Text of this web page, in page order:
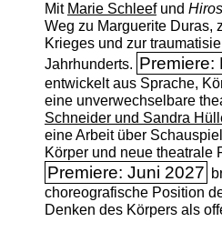
Mit Marie Schleefund
Weg zu Marguerite Duras,
Krieges und zur
Jahrhunderts. Premiere:
entwickelt aus Sprache,
eine unverwechselbare
Schneider und Sandra
eine Arbeit über
Körper und neue theatrale
Premiere: Juni 2027
choreografische Position
Denken des Körpers als